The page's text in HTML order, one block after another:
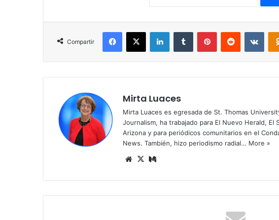
Compartir
Mirta Luaces
Mirta Luaces es egresada de St. Thomas
Journalism, ha trabajado para El Nuevo Herald, El
Arizona y para periódicos comunitarios en el
News. También, hizo periodismo radial… More »
Siti
we
b
X
m